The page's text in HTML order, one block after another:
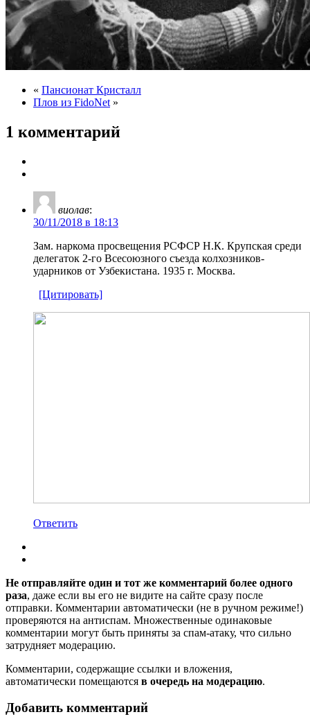
« Пансионат Кристалл
Плов из FidоNet »
1 комментарий
виолав:
30/11/2018 в 18:13
Зам. наркома просвещения РСФСР Н.К. Крупская среди
делегаток 2-го Всесоюзного съезда колхозников-
ударников от Узбекистана. 1935 г. Москва.
[Цитировать]
Ответить
Не отправляйте один и тот же комментарий более одного
раза, даже если вы его не видите на сайте сразу после
отправки. Комментарии автоматически (не в ручном режиме!)
проверяются на антиспам. Множественные одинаковые
комментарии могут быть приняты за спам-атаку, что сильно
затрудняет модерацию.
Комментарии, содержащие ссылки и вложения,
автоматически помещаются в очередь на модерацию.
Добавить комментарий